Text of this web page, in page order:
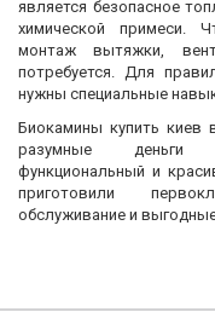
является безопасное
химической примеси.
монтаж вытяжки,
потребуется. Для
нужны специальные
Биокамины купить киев
разумные деньги
функциональный и
приготовили
обслуживание и